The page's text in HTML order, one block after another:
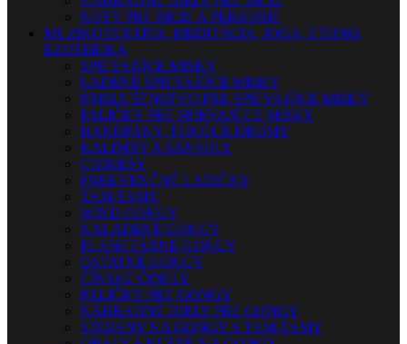
NOTY PRE BICIE A PERKUSIE
MUZIKOTERAPIA, MEDITÁCIA, JOGA, ETHNO,
EZOTERIKA
SPIEVAJÚCE MISKY
LADENÉ SPIEVAJÚCE MISKY
PRISLUŠENSTVO PRE SPIEVAJÚCE MISKY
PALIČKY PRE SPIEVAJÚCE MISKY
HANDPANY, TONGUE DRUMY
KALIMBY A SANSULY
CHIMESY
FREKVENČNÉ LADIČKY
TAM-TAMY
WIND GONGY
NALADENÉ GONGY
PLANETÁRNE GONGY
OSTATNÉ GONGY
ČÍNSKE ČINELY
PALIČKY PRE GONGY
NÁHRADNÉ DIELY PRE GONGY
STOJANY NA GONGY A TAM-TAMY